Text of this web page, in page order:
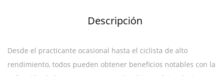
Descripción
Desde el practicante ocasional hasta el ciclista de alto
rendimiento, todos pueden obtener beneficios notables con la